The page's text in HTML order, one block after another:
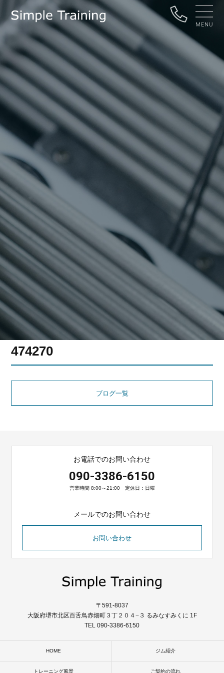
474270
ブログ一覧
お電話でのお問い合わせ
090-3386-6150
営業時間 8:00～21:00 定休日：日曜
メールでのお問い合わせ
お問い合わせ
〒591-8037
大阪府堺市北区百舌鳥赤畑町３丁２０４−３ るみなすみくに 1F
TEL 090-3386-6150
HOME ジム紹介
トレーニング風景 ご契約の流れ